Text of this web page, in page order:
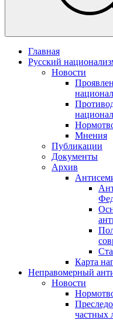
Главная
Русский
Новости
Мнения
Публикации
Документы
Архив
Карта
Неправомерный
Новости
частных